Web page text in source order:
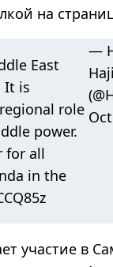
на
East
It is
role
power.
for all
in the
—
участие в